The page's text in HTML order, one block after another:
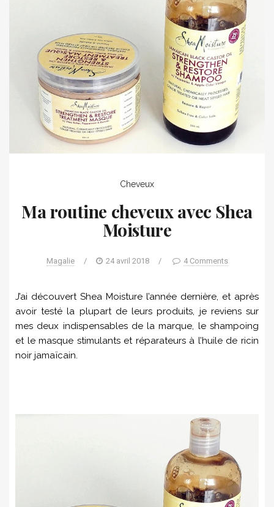
Cheveux
Ma routine cheveux avec Shea
Moisture
Magalie / 24 avril 2018 / 4 Comments
J’ai découvert Shea Moisture l’année dernière, et après
avoir testé la plupart de leurs produits, je reviens sur
mes deux indispensables de la marque, le shampoing
et le masque stimulants et réparateurs à l’huile de ricin
noir jamaïcain.